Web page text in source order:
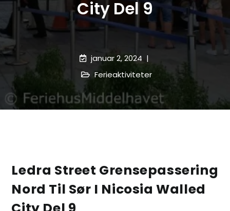
City Del 9
januar 2, 2024
Ferieaktiviteter
Ledra Street Grensepassering
Nord Til Sør I Nicosia Walled